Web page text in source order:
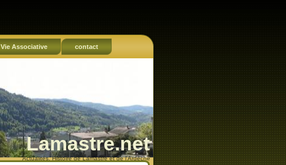
Vie Associative contact
Lamastre.net
Actualités, Histoire de Lamastre et de l'Ardèche